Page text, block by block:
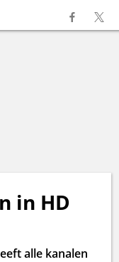
in HD
alle kanalen